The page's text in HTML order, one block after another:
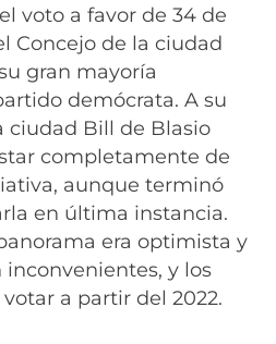
voto a favor de 34 de
Concejo de la ciudad
gran mayoría
demócrata. A su
ciudad Bill de Blasio
completamente de
aunque terminó
en última instancia.
era optimista y
inconvenientes, y los
a partir del 2022.